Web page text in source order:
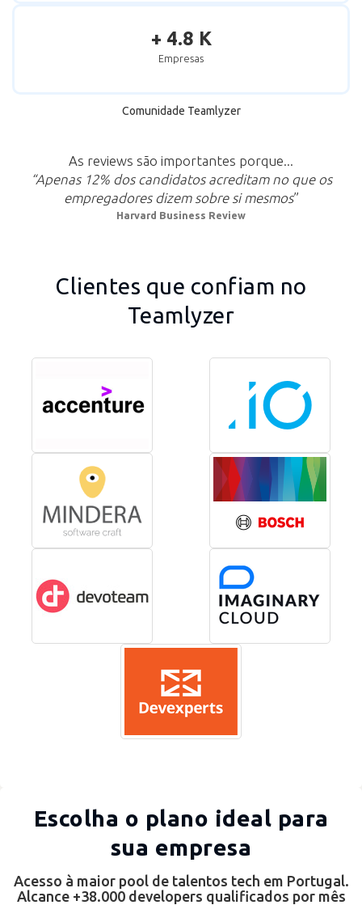
+ 4.8 K
Empresas
Comunidade Teamlyzer
As reviews são importantes porque...
“Apenas 12% dos candidatos acreditam no que os
empregadores dizem sobre si mesmos”
Harvard Business Review
Clientes que confiam no
Teamlyzer
Escolha o plano ideal para
sua empresa
Acesso à maior pool de talentos tech em Portugal.
Alcance +38.000 developers qualificados por mês